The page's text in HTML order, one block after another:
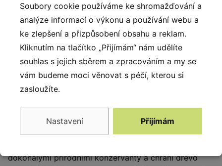
práškovou barvou, odolnou
proti UV záření s atestem
QUALICOAT.
Popis produktu
Výrobky Robinia Play se vyznačují poutavým,
vyrobena ze speciálního druhu dřeva získaného z
dokonalými přírodními konzervanty a chrání dřevo
Soubory cookie používáme ke shromažďování a
analýze informací o výkonu a používání webu a
ke zlepšení a přizpůsobení obsahu a reklam.
Kliknutím na tlačítko „Přijímám“ nám udělíte
souhlas s jejich sběrem a zpracováním a my se
vám budeme moci věnovat s péčí, kterou si
zasloužíte.
Nastavení Přijímám